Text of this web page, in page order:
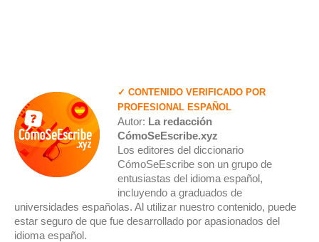
✓ CONTENIDO VERIFICADO POR
PROFESIONAL ESPAÑOL
Autor: La redacción
CómoSeEscribe.xyz
Los editores del diccionario
CómoSeEscribe son un grupo de
entusiastas del idioma español,
incluyendo a graduados de
universidades españolas. Al utilizar nuestro contenido, puede
estar seguro de que fue desarrollado por apasionados del
idioma español.